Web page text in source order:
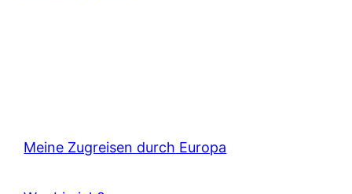
Meine Zugreisen durch Europa